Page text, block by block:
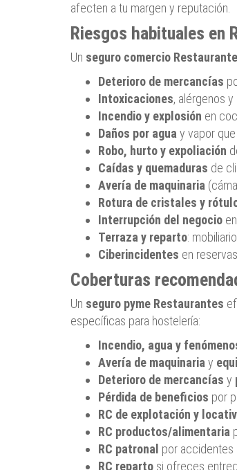
afecten a tu margen y reputación.
Riesgos habituales en
Un seguro comercio
Deterioro de mercancías
Intoxicaciones, alérgenos
Incendio y explosión en
Daños por agua y vapor
Robo, hurto y expoliación
Caídas y quemaduras de
Avería de maquinaria
Rotura de cristales y
Interrupción del negocio
Terraza y reparto:
Ciberincidentes en
Coberturas
Un seguro pyme Restaurantes
específicas para hostelería:
Incendio, agua y
Avería de maquinaria y
Deterioro de mercancías y
Pérdida de beneficios por
RC de explotación y
RC productos/alimentaria
RC patronal por accidentes
RC reparto si ofreces